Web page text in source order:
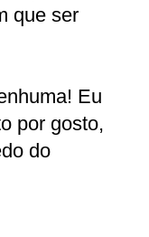
que ser
Eu
por gosto,
do